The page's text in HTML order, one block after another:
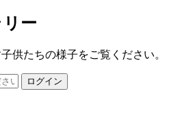
ー
供たちの様子をご覧ください。